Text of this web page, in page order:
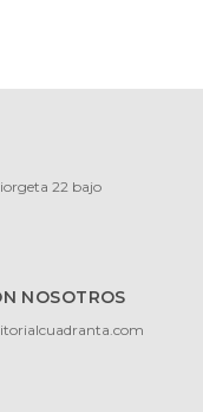
22 bajo
NOSOTROS